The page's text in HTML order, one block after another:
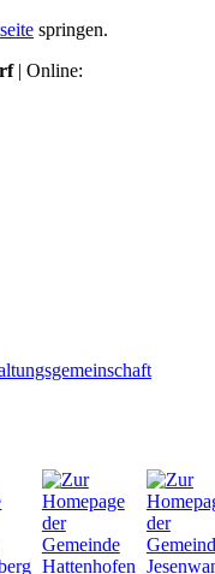
springen.
| Online: